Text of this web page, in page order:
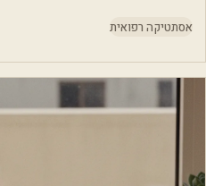
אסתטיקה רפואית